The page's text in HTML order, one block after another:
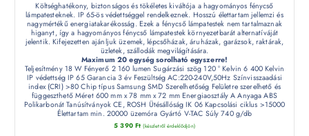
Költséghatékony, biztonságos és tökéletes kiváltója a hagyományos fénycső
lámpatesteknek. IP 65-ös védettséggel rendelkeznek. Hosszú élettartam jellemzi és
nagymértékű energiatakarékosság. Ezek a fénycső lámpatestek nem tartalmaznak
higanyt, így a hagyományos fénycső lámpatestek környezetbarát alternatíváját
jelentik. Kifejezetten ajánljuk üzemek, lépcsőházak, áruházak, garázsok, raktárak,
üzletek, szállodák megvilágítására.
Maximum 20 egység sorolható egyszerre!
Teljesítmény 18 W Fényerő 2 160 lumen Sugárzási szög 120 ° Kelvin 6 400 Kelvin
IP védettség IP 65 Garancia 3 év Feszültség AC:220-240V,50Hz Színvisszaadási
index (CRI) >80 Chip típus Samsung SMD Szerelhetőség Felületre szerelhető és
függeszthető Méret 600 mm x 78 mm x 72 mm Energiaosztály A Anyaga ABS
Polikarbonát Tanúsítványok CE, ROSH Ütésállóság IK 06 Kapcsolási ciklus >15000
Élettartam min. 20000 üzemóra Gyártó V-TAC Súly 740 g/db
5 390 Ft (készletről érdeklődjön)